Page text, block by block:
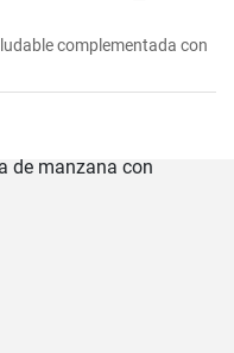
complementada con